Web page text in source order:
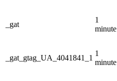
_gat
1
minute
_gat_gtag_UA_4041841_1
1
minute